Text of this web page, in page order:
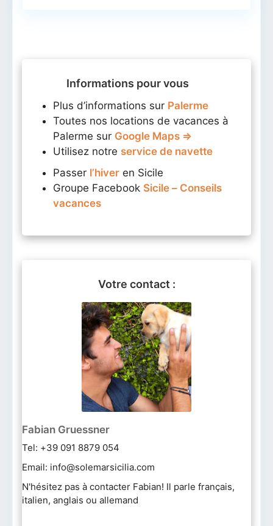
Informations pour vous
Plus d’informations sur Palerme
Toutes nos locations de vacances à
Palerme sur Google Maps ⇒
Utilisez notre service de navette
Passer l’hiver en Sicile
Groupe Facebook Sicile – Conseils
vacances
Votre contact :
Fabian Gruessner
Tel: +39 091 8879 054
Email: info@solemarsicilia.com
N'hésitez pas à contacter Fabian! Il parle français,
italien, anglais ou allemand